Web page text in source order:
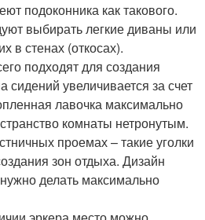
подоконника как такового.
выбирать легкие диваны или
в стенах (откосах).
подходят для создания
увеличивается за счет
лавочка максимально
комнаты нетронутым.
проемах – такие уголки
зон отдыха. Дизайн
делать максимально